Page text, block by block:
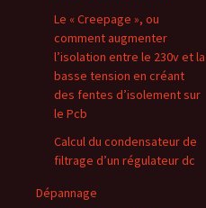
Le « Creepage », ou
comment augmenter
l’isolation entre le 230v et la
basse tension en créant
des fentes d’isolement sur
le Pcb
Calcul du condensateur de
filtrage d’un régulateur dc
Dépannage